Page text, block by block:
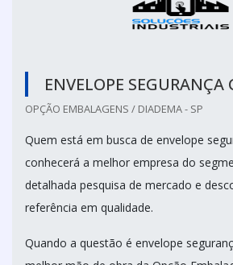
ENVELOPE SEGURANÇA
OPÇÃO EMBALAGENS / DIADEMA - SP
Quem está em busca de envelope
conhecerá a melhor empresa do
detalhada pesquisa de mercado e
referência em qualidade.
Quando a questão é envelope